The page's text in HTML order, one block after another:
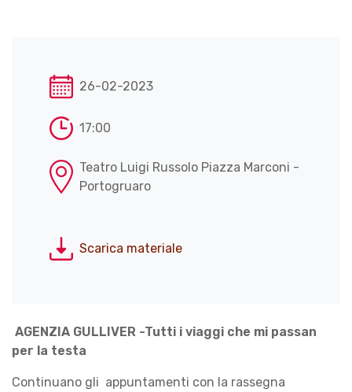
26-02-2023
17:00
Teatro Luigi Russolo Piazza Marconi -
Portogruaro
Scarica materiale
AGENZIA GULLIVER -Tutti i viaggi che mi passan
per la testa
Continuano gli appuntamenti con la rassegna